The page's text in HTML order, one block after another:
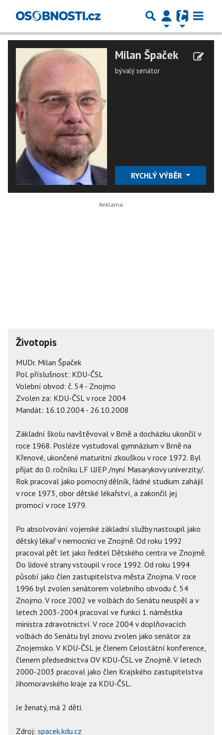
Milan Špaček
bývalý senátor
RYCHLÝ VÝBĚR
Životopis
MUDr. Milan Špaček
Pol. příslušnost: KDU-ČSL
Volební obvod: č. 54 - Znojmo
Zvolen za: KDU-ČSL v roce 2004
Mandát: 16.10.2004 - 26.10.2008
Základní školu navštěvoval v Brně a docházku ukončil v
roce 1968. Posléze vystudoval gymnázium v Brně na
Křenové, ukončené maturitní zkouškou v roce 1972. Byl
přijat do 0. ročníku LF UJEP /nyní Masarykovy univerzity/.
Rok pracoval jako pomocný dělník, řádné studium zahájil
v roce 1973, obor dětské lékařství, a zakončil jej
promocí v roce 1979.
Po absolvování vojenské základní služby nastoupil jako
dětský lékař v nemocnici ve Znojmě. Od roku 1992
pracoval pět let jako ředitel Dětského centra ve Znojmě.
Do lidové strany vstoupil v roce 1992. Od roku 1994
působí jako člen zastupitelstva města Znojma. V roce
1996 byl zvolen senátorem volebního obvodu č. 54
Znojmo. V roce 2002 ve volbách do Senátu neuspěl a v
letech 2003-2004 pracoval ve funkci 1. náměstka
ministra zdravotnictví. V roce 2004 v doplňovacích
volbách do Senátu byl znovu zvolen jako senátor za
Znojemsko. V KDU-ČSL je členem Celostátní konference,
členem předsednictva OV KDU-ČSL ve Znojmě. V letech
2000-2003 pracoval jako člen Krajského zastupitelstva
Jihomoravského kraje za KDU-ČSL.
Je ženatý, má 2 děti.
Zdroj: spacek.kdu.cz